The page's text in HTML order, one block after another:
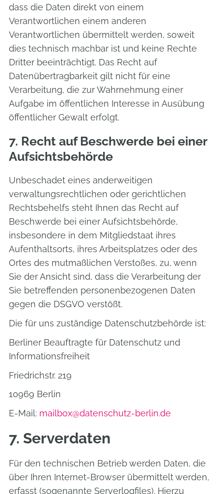
dass die Daten direkt von einem
Verantwortlichen einem anderen
Verantwortlichen übermittelt werden, soweit
dies technisch machbar ist und keine Rechte
Dritter beeinträchtigt. Das Recht auf
Datenübertragbarkeit gilt nicht für eine
Verarbeitung, die zur Wahrnehmung einer
Aufgabe im öffentlichen Interesse in Ausübung
öffentlicher Gewalt erfolgt.
7. Recht auf Beschwerde bei einer
Aufsichtsbehörde
Unbeschadet eines anderweitigen
verwaltungsrechtlichen oder gerichtlichen
Rechtsbehelfs steht Ihnen das Recht auf
Beschwerde bei einer Aufsichtsbehörde,
insbesondere in dem Mitgliedstaat ihres
Aufenthaltsorts, ihres Arbeitsplatzes oder des
Ortes des mutmaßlichen Verstoßes, zu, wenn
Sie der Ansicht sind, dass die Verarbeitung der
Sie betreffenden personenbezogenen Daten
gegen die DSGVO verstößt.
Die für uns zuständige Datenschutzbehörde ist:
Berliner Beauftragte für Datenschutz und
Informationsfreiheit
Friedrichstr. 219
10969 Berlin
E-Mail: mailbox@datenschutz-berlin.de
7. Serverdaten
Für den technischen Betrieb werden Daten, die
über Ihren Internet-Browser übermittelt werden,
erfasst (sogenannte Serverlogfiles). Hierzu